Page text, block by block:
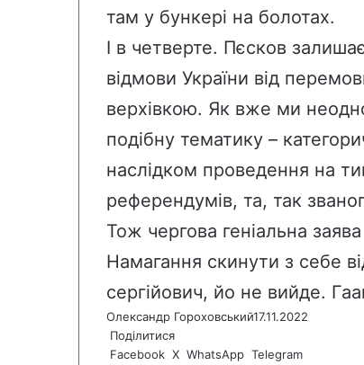
там у бункері на болотах.
І в четверте. Пєсков
відмови України від
верхівкою. Як вже ми
подібну тематику –
наслідком проведення на
референдумів, та, так
Тож чергова геніальна
Намагання скинути з себе
сергійович, йо не вийде.
Олександр Гороховський17.11.2022
Поділитися
Facebook X WhatsApp Telegram